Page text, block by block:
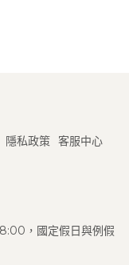
隱私政策 客服中心
，國定假日與例假